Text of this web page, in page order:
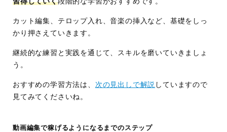
カット編集、テロップ入れ、音楽の挿入など、基礎をしっ
かり押さえていきます。
継続的な練習と実践を通じて、スキルを磨いていきましょ
う。
おすすめの学習方法は、 次の見出しで解説 していますので
見てみてくださいね。
動画編集で稼げるようになるまでのステップ